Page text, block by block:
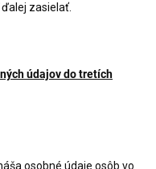
zasielať.
údajov do tretích
osobné údaje osôb vo